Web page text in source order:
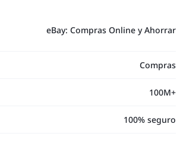
eBay: Compras Online y Ahorrar
Compras
100M+
100% seguro